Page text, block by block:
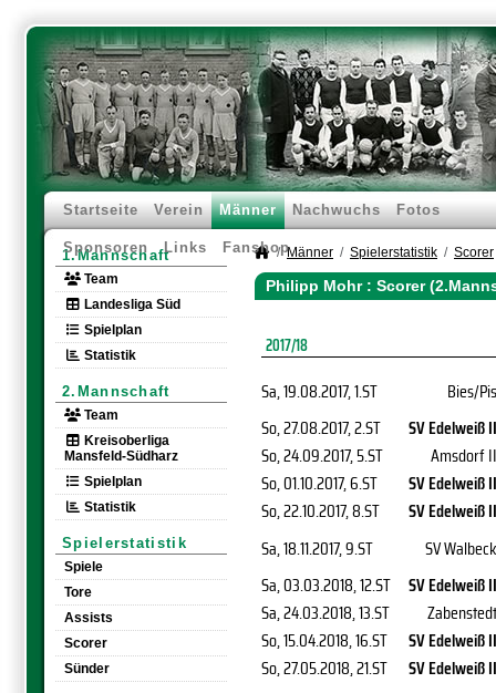
Startseite Verein Männer Nachwuchs Fotos
Sponsoren Links Fanshop
1.Mannschaft
Team
Landesliga Süd
Spielplan
Statistik
2.Mannschaft
Team
Kreisoberliga
Mansfeld-Südharz
Spielplan
Statistik
Spielerstatistik
Spiele
Tore
Assists
Scorer
Sünder
Männer Spielerstatistik Scorer
Philipp Mohr : Scorer
2017/18
Sa, 19.08.2017, 1.ST
Bies/Pis
So, 27.08.2017, 2.ST
SV Edelweiß II
So, 24.09.2017, 5.ST
Amsdorf II
So, 01.10.2017, 6.ST
SV Edelweiß II
So, 22.10.2017, 8.ST
SV Edelweiß II
Sa, 18.11.2017, 9.ST
SV Walbeck
Sa, 03.03.2018, 12.ST
SV Edelweiß II
Sa, 24.03.2018, 13.ST
Zabenstedt
So, 15.04.2018, 16.ST
SV Edelweiß II
So, 27.05.2018, 21.ST SV Edelweiß II